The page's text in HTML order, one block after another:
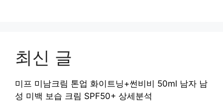
최신 글
미프 미남크림 톤업 화이트닝+썬비비 50ml 남자 남
성 미백 보습 크림 SPF50+ 상세분석